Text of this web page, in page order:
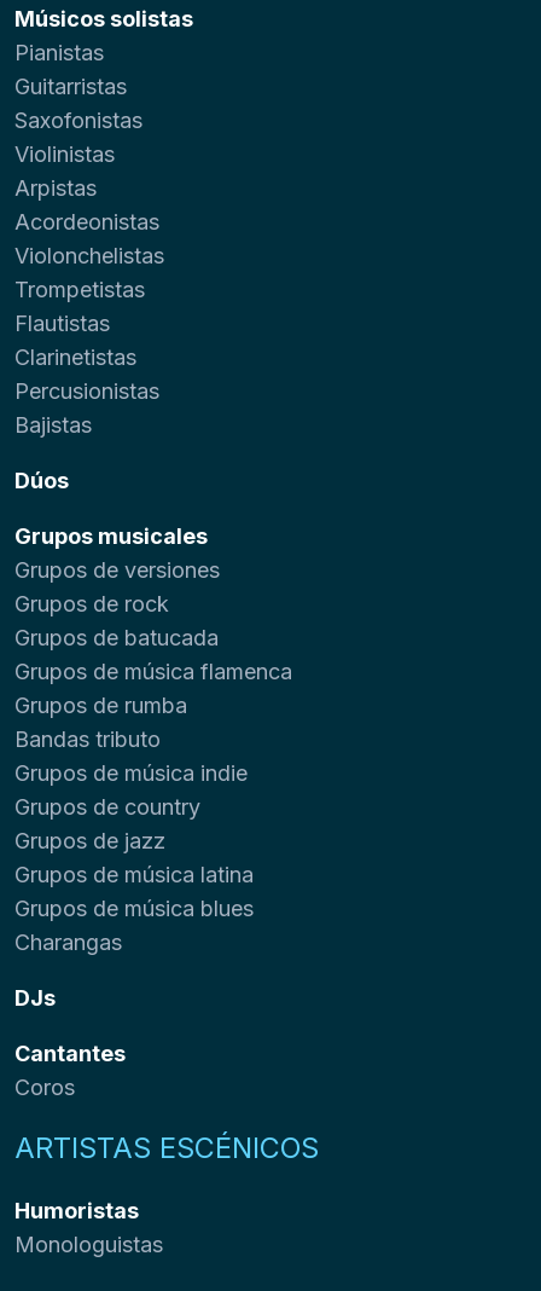
Músicos solistas
Pianistas
Guitarristas
Saxofonistas
Violinistas
Arpistas
Acordeonistas
Violonchelistas
Trompetistas
Flautistas
Clarinetistas
Percusionistas
Bajistas
Dúos
Grupos musicales
Grupos de versiones
Grupos de rock
Grupos de batucada
Grupos de música flamenca
Grupos de rumba
Bandas tributo
Grupos de música indie
Grupos de country
Grupos de jazz
Grupos de música latina
Grupos de música blues
Charangas
DJs
Cantantes
Coros
ARTISTAS ESCÉNICOS
Humoristas
Monologuistas